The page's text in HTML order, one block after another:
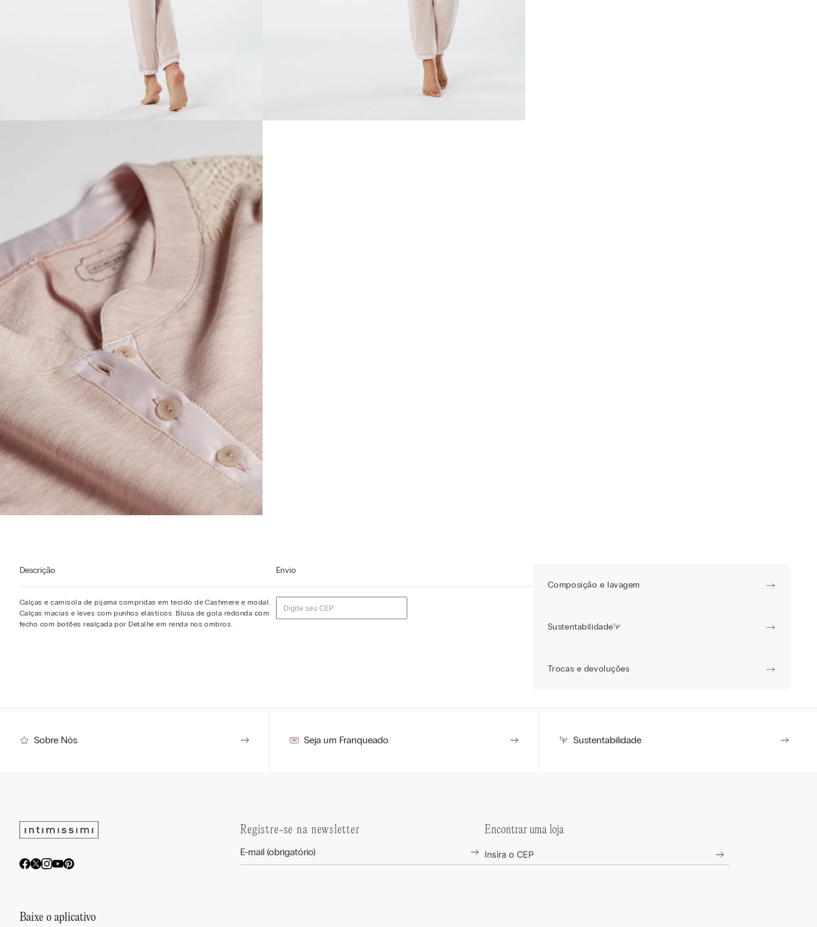
Descrição
Calças e camisola de pijama compridas em tecido de Cashmere e modal.
Calças macias e leves com punhos elásticos. Blusa de gola redonda com
fecho com botões realçada por Detalhe em renda nos ombros.
Envio
Composição e lavagem
Sustentabilidade
Trocas e devoluções
Sobre Nós Seja um Franqueado Sustentabilidade
Baixe o aplicativo
Registre-se na newsletter Encontrar uma loja